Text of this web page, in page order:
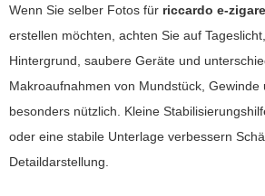
Wenn Sie selber Fotos für riccardo e-
erstellen möchten, achten Sie auf
Hintergrund, saubere Geräte und
Makroaufnahmen von Mundstück, Gewinde
besonders nützlich. Kleine
oder eine stabile Unterlage verbessern
Detaildarstellung.